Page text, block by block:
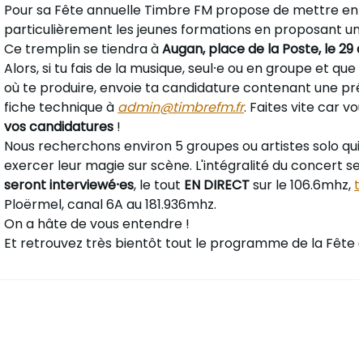
Pour sa Fête annuelle Timbre FM propose de mettre
particulièrement les jeunes formations en proposant
Ce tremplin se tiendra àAugan, place de la Poste, le
Alors, si tu fais de la musique, seul⸱e ou en groupe et
où te produire, envoie ta candidature contenant une
fiche technique à admin@timbrefm.fr. Faites vite car
vos candidatures !
Nous recherchons environ 5 groupes ou artistes solo
exercer leur magie sur scène. L'intégralité du concert
seront interviewé⸱es, le tout EN DIRECTsur le 106.6mhz,
Ploërmel, canal 6A au 181.936mhz.
On a hâte de vous entendre !
Et retrouvez très bientôt tout le programme de la Fête